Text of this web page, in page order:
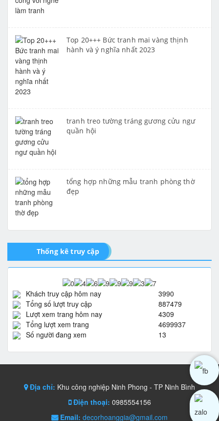
Top 20+++ Bức tranh mai vàng thịnh
hành và ý nghĩa nhất 2023
tranh treo tường tráng gương cửu ngư
quần hội
tổng hợp những mẫu tranh phòng thờ
đẹp
Thống kê truy cập
Khách truy cập hôm nay
3990
Tổng số lượt truy cập
887479
Lượt xem trang hôm nay
4309
Tổng lượt xem trang
4699937
Số người đang xem
13
Địa chỉ: Khu công nghiệp Ninh Phong - TP Ninh Bình
Điện thoại: 0985554156
Email: decorhoanggia@gmail.com